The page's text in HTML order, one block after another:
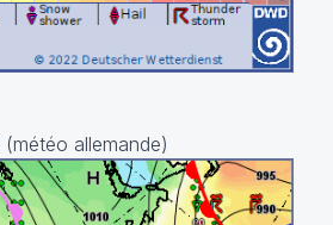
(météo allemande)